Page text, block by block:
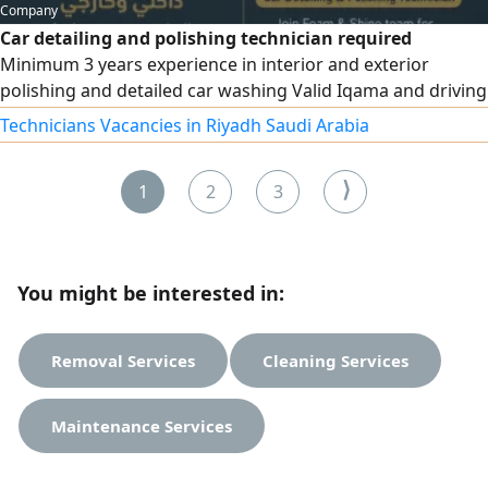
Company
Car detailing and polishing technician required
Minimum 3 years experience in interior and exterior
polishing and detailed car washing Valid Iqama and driving
license Mobile work Accommodation and internet
provided Contact
Technicians Vacancies in Riyadh Saudi Arabia
1 2 3 ⟩
You might be interested in:
Removal Services Cleaning Services
Maintenance Services